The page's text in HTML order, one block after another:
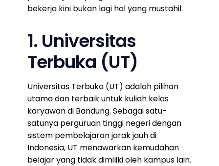
bekerja kini bukan lagi hal yang mustahil.
1. Universitas
Terbuka (UT)
Universitas Terbuka (UT) adalah pilihan
utama dan terbaik untuk kuliah kelas
karyawan di Bandung. Sebagai satu-
satunya perguruan tinggi negeri dengan
sistem pembelajaran jarak jauh di
Indonesia, UT menawarkan kemudahan
belajar yang tidak dimiliki oleh kampus lain.